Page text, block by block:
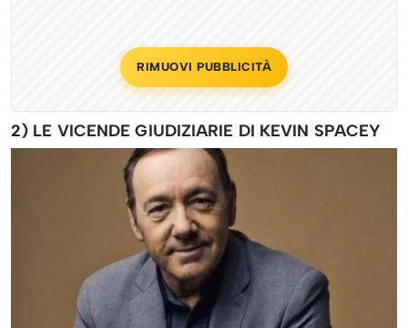
RIMUOVI PUBBLICITÀ
2) LE VICENDE GIUDIZIARIE DI KEVIN SPACEY